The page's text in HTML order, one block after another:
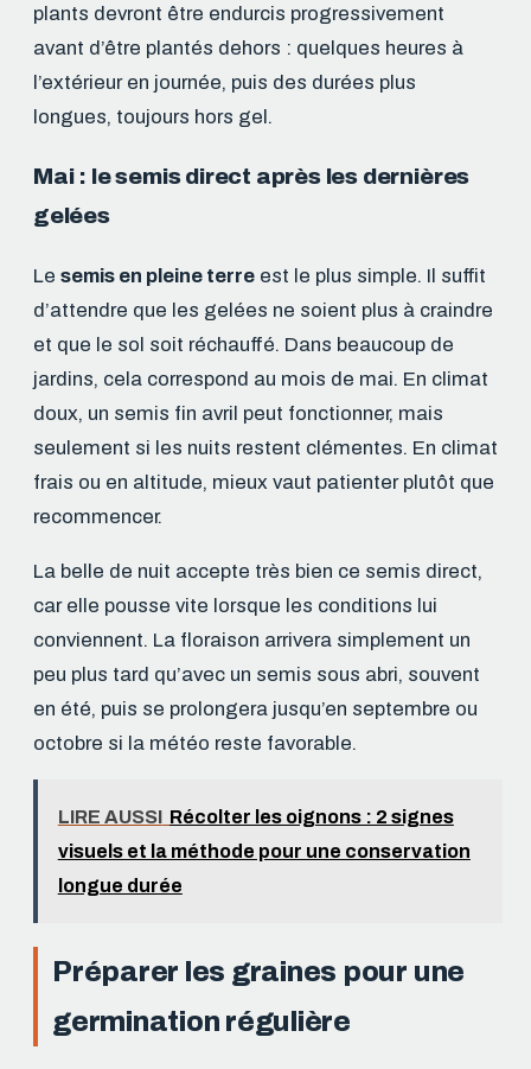
plants devront être endurcis progressivement
avant d’être plantés dehors : quelques heures à
l’extérieur en journée, puis des durées plus
longues, toujours hors gel.
Mai : le semis direct après les dernières
gelées
Le semis en pleine terre est le plus simple. Il suffit
d’attendre que les gelées ne soient plus à craindre
et que le sol soit réchauffé. Dans beaucoup de
jardins, cela correspond au mois de mai. En climat
doux, un semis fin avril peut fonctionner, mais
seulement si les nuits restent clémentes. En climat
frais ou en altitude, mieux vaut patienter plutôt que
recommencer.
La belle de nuit accepte très bien ce semis direct,
car elle pousse vite lorsque les conditions lui
conviennent. La floraison arrivera simplement un
peu plus tard qu’avec un semis sous abri, souvent
en été, puis se prolongera jusqu’en septembre ou
octobre si la météo reste favorable.
LIRE AUSSI Récolter les oignons : 2 signes
visuels et la méthode pour une conservation
longue durée
Préparer les graines pour une
germination régulière